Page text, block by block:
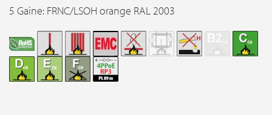
5 Gaine: FRNC/LSOH orange RAL 2003